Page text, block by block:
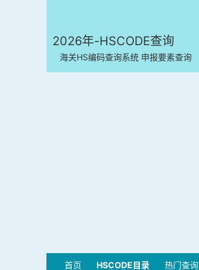
2026年-HSCODE查询
海关HS编码查询系统 申报要素查询
首页 HSCODE目录 热门查询